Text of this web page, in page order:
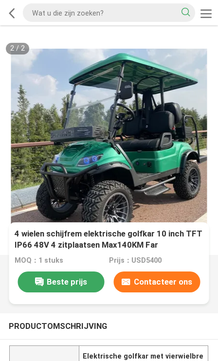
2/ 2
4 wielen schijfrem elektrische golfkar 10 inch TFT
IP66 48V 4 zitplaatsen Max140KM Far
MOQ：1 stuks Prijs：USD5400
Beste prijs Contacteer ons
PRODUCTOMSCHRIJVING
Elektrische golfkar met vierwielbre